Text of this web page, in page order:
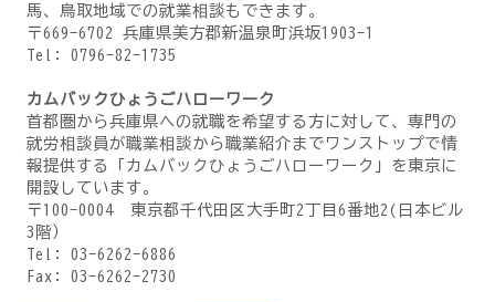
馬、鳥取地域での就業相談もできます。
〒669-6702 兵庫県美方郡新温泉町浜坂1903-1
Tel: 0796-82-1735
カムバックひょうごハローワーク
首都圏から兵庫県への就職を希望する方に対して、専門の
就労相談員が職業相談から職業紹介までワンストップで情
報提供する「カムバックひょうごハローワーク」を東京に
開設しています。
〒100-0004 東京都千代田区大手町2丁目6番地2(日本ビル
3階）
Tel: 03-6262-6886
Fax: 03-6262-2730